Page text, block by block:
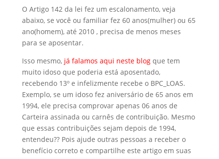
O Artigo 142 da lei fez um escalonamento, veja
abaixo, se você ou familiar fez 60 anos(mulher) ou 65
ano(homem), até 2010 , precisa de menos meses
para se aposentar.
Isso mesmo,já falamos aqui neste blogque tem
muito idoso que poderia está aposentado,
recebendo 13º e infelizmente recebe o BPC_LOAS.
Exemplo, se um idoso fez aniversário de 65 anos em
1994, ele precisa comprovar apenas 06 anos de
Carteira assinada ou carnês de contribuição. Mesmo
que essas contribuições sejam depois de 1994,
entendeu?? Pois ajude outras pessoas a receber o
benefício correto e compartilhe este artigo em suas